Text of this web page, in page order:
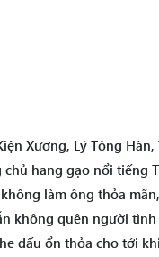
Xương, Lý Tông Hàn,
hang gạo nổi tiếng
làm ông thỏa
không quên người
dấu ổn thỏa cho tới